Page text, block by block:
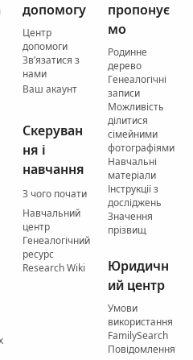
допомогу
Центр
допомоги
Зв’язатися з
нами
Ваш акаунт
Скеруван
ня і
навчання
З чого почати
Навчальний
центр
Генеалогічний
ресурс
Research Wiki
пропонує
мо
Родинне
дерево
Генеалогічні
записи
Можливість
ділитися
сімейними
фотографіями
Навчальні
матеріали
Інструкції з
досліджень
Значення
прізвищ
Юридичн
ий центр
Умови
використання
FamilySearch
Повідомлення